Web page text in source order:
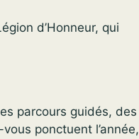
d’Honneur, qui
parcours guidés, des
ponctuent l’année,